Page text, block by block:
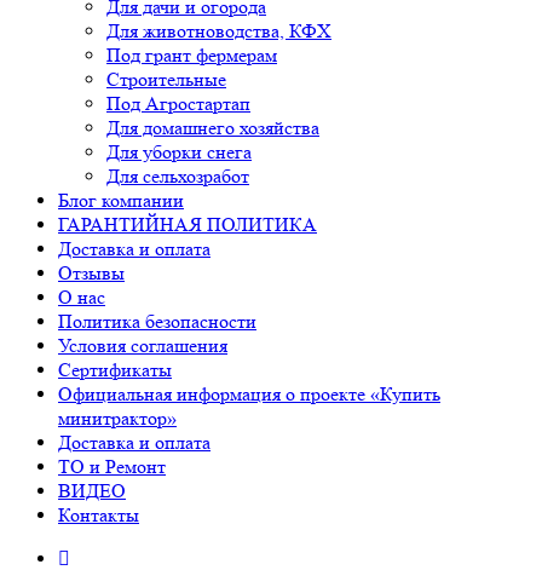
Для дачи и огорода
Для животноводства, КФХ
Под грант фермерам
Строительные
Под Агростартап
Для домашнего хозяйства
Для уборки снега
Для сельхозработ
Блог компании
ГАРАНТИЙНАЯ ПОЛИТИКА
Доставка и оплата
Отзывы
О нас
Политика безопасности
Условия соглашения
Сертификаты
Официальная информация о проекте «Купить
минитрактор»
Доставка и оплата
ТО и Ремонт
ВИДЕО
Контакты